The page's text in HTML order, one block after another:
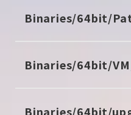
Binaries/64bit/
Binaries/64bit/
Binaries/64bit/